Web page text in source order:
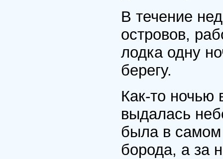
В течение
островов,
лодка одну
берегу.
Как-то ночью
выдалась
была в самом
борода, а за